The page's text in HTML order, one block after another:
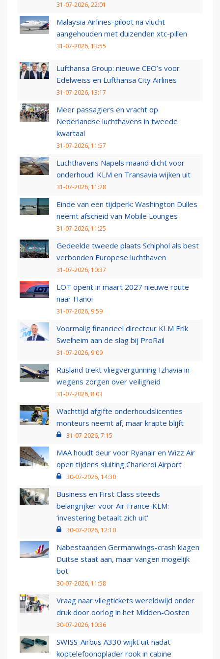
31-07-2026, 22:01
Malaysia Airlines-piloot na vlucht
aangehouden met duizenden xtc-pillen
31-07-2026, 13:55
Lufthansa Group: nieuwe CEO’s voor
Edelweiss en Lufthansa City Airlines
31-07-2026, 13:17
Meer passagiers en vracht op
Nederlandse luchthavens in tweede
kwartaal
31-07-2026, 11:57
Luchthavens Napels maand dicht voor
onderhoud: KLM en Transavia wijken uit
31-07-2026, 11:28
Einde van een tijdperk: Washington Dulles
neemt afscheid van Mobile Lounges
31-07-2026, 11:25
Gedeelde tweede plaats Schiphol als best
verbonden Europese luchthaven
31-07-2026, 10:37
LOT opent in maart 2027 nieuwe route
naar Hanoi
31-07-2026, 9:59
Voormalig financieel directeur KLM Erik
Swelheim aan de slag bij ProRail
31-07-2026, 9:09
Rusland trekt vliegvergunning Izhavia in
wegens zorgen over veiligheid
31-07-2026, 8:03
Wachttijd afgifte onderhoudslicenties
monteurs neemt af, maar krapte blijft
31-07-2026, 7:15
MAA houdt deur voor Ryanair en Wizz Air
open tijdens sluiting Charleroi Airport
30-07-2026, 14:30
Business en First Class steeds
belangrijker voor Air France-KLM:
‘investering betaalt zich uit’
30-07-2026, 12:10
Nabestaanden Germanwings-crash klagen
Duitse staat aan, maar vangen mogelijk
bot
30-07-2026, 11:58
Vraag naar vliegtickets wereldwijd onder
druk door oorlog in het Midden-Oosten
30-07-2026, 10:36
SWISS-Airbus A330 wijkt uit nadat
koptelefoonoplader rook in cabine